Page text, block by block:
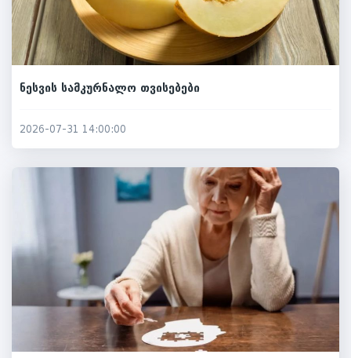
ნესვის სამკურნალო თვისებები
2026-07-31 14:00:00